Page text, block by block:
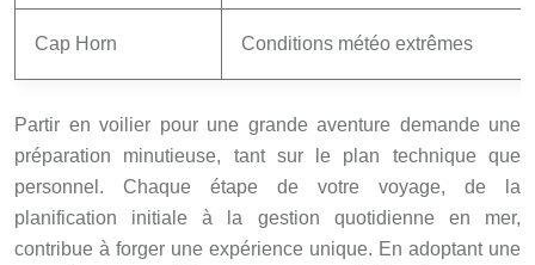
Cap Horn Conditions météo extrêmes
Partir en voilier pour une grande aventure demande une
préparation minutieuse, tant sur le plan technique que
personnel. Chaque étape de votre voyage, de la
planification initiale à la gestion quotidienne en mer,
contribue à forger une expérience unique. En adoptant une